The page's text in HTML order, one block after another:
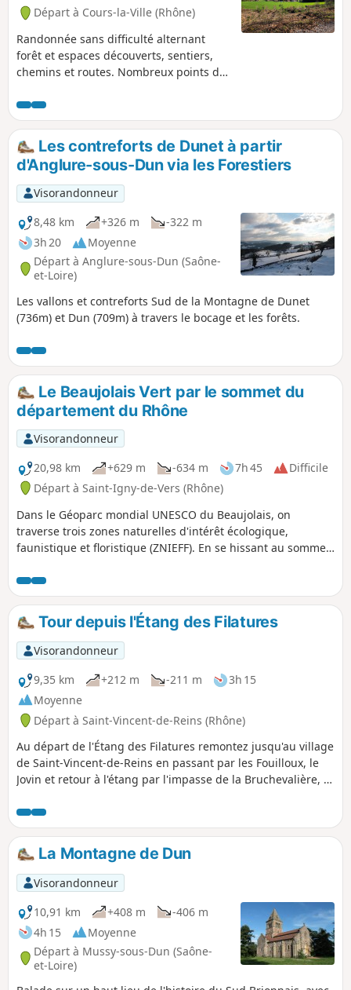
Départ à Cours-la-Ville (Rhône)
Randonnée sans difficulté alternant
forêt et espaces découverts, sentiers,
chemins et routes. Nombreux points de
jusqu'aux Monts de la Madeleine et du
Forez. À noter qu'une partie du
parcours, de (3) à (5), suit une route plus
importante, mais peu fréquentée. Entre
(1) et (5) le parcours est en terrain
découvert : prévoir eau et couvre-chefs
par temps chaud. Le reste du circuit est
pour l'essentiel sous le couvert de la
forêt.
Les contreforts de Dunet à partir
d'Anglure-sous-Dun via les Forestiers
Visorandonneur
8,48 km
+326 m
-322 m
3h 20
Moyenne
Départ à Anglure-sous-Dun (Saône-
et-Loire)
Les vallons et contreforts Sud de la Montagne de Dunet
(736m) et Dun (709m) à travers le bocage et les forêts.
Le Beaujolais Vert par le sommet du
département du Rhône
Visorandonneur
20,98 km
+629 m -634 m 7h 45
Difficile
Départ à Saint-Igny-de-Vers (Rhône)
Dans le Géoparc mondial UNESCO du Beaujolais, on
traverse trois zones naturelles d'intérêt écologique,
faunistique et floristique (ZNIEFF). En se hissant au sommet
1009 mètres d'altitude, on observe un panorama à 360°
depuis la table d'orientation installée au sommet du
belvédère. En descendant au Col de Crie, faites une pause
pour déguster les produits du terroir.
Tour depuis l'Étang des Filatures
Visorandonneur
9,35 km
+212 m -211 m
3h 15
Moyenne
Départ à Saint-Vincent-de-Reins (Rhône)
Au départ de l'Étang des Filatures remontez jusqu'au village
de Saint-Vincent-de-Reins en passant par les Fouilloux, le
Jovin et retour à l'étang par l'impasse de la Bruchevalière, et
La Montagne de Dun
Visorandonneur
10,91 km
+408 m
-406 m
4h 15
Moyenne
Départ à Mussy-sous-Dun (Saône-
et-Loire)